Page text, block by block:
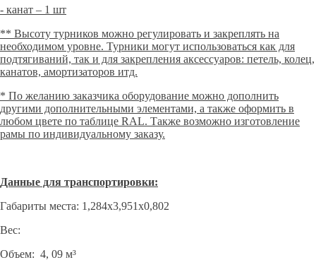
- канат – 1 шт
** Высоту турников можно регулировать и закреплять на
необходимом уровне. Турники могут использоваться как для
подтягиваний, так и для закрепления аксессуаров: петель, колец,
канатов, амортизаторов итд.
* По желанию заказчика оборудование можно дополнить
другими дополнительными элементами, а также оформить в
любом цвете по таблице RAL. Также возможно изготовление
рамы по индивидуальному заказу.
Данные для транспортировки:
Габариты места: 1,284х3,951х0,802
Вес:
Объем: 4, 09 м³